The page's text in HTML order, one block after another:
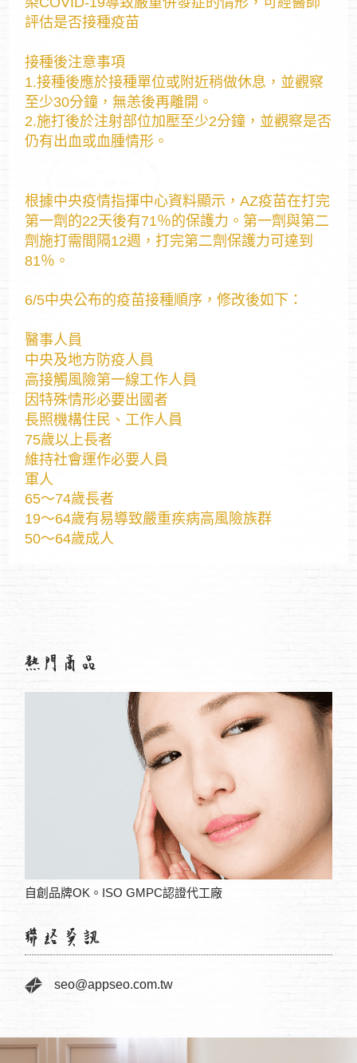
評估是否接種疫苗
接種後注意事項
1.接種後應於接種單位或附近稍做休息，並觀察
至少30分鐘，無恙後再離開。
2.施打後於注射部位加壓至少2分鐘，並觀察是否
仍有出血或血腫情形。
根據中央疫情指揮中心資料顯示，AZ疫苗在打完
第一劑的22天後有71％的保護力。第一劑與第二
劑施打需間隔12週，打完第二劑保護力可達到
81％。
6/5中央公布的疫苗接種順序，修改後如下：
醫事人員
中央及地方防疫人員
高接觸風險第一線工作人員
因特殊情形必要出國者
長照機構住民、工作人員
75歲以上長者
維持社會運作必要人員
軍人
65～74歲長者
19～64歲有易導致嚴重疾病高風險族群
50～64歲成人
自創品牌OK。ISO GMPC認證代工廠
seo@appseo.com.tw